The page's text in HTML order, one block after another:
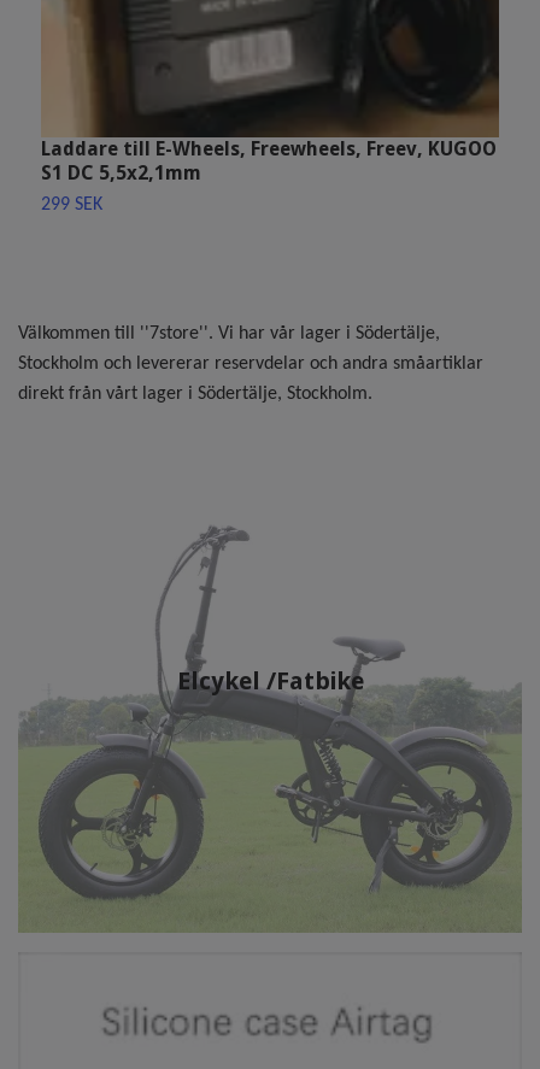
Välkommen till ''7store''. Vi har vår lager i Södertälje,
Stockholm och levererar reservdelar och andra småartiklar
direkt från vårt lager i Södertälje, Stockholm.
Elcykel /Fatbike
Laddare till E-Wheels, Freewheels, Freev, KUGOO
S1 DC 5,5x2,1mm
299 SEK